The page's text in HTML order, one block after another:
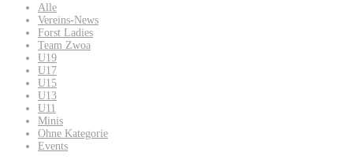
Alle
Vereins-News
Forst Ladies
Team Zwoa
U19
U17
U15
U13
U11
Minis
Ohne Kategorie
Events